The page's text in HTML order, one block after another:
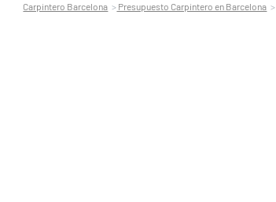
Carpintero Barcelona Presupuesto Carpintero en Barcelona